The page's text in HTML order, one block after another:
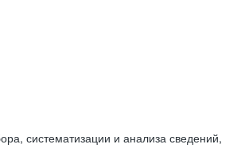
систематизации и анализа сведений,